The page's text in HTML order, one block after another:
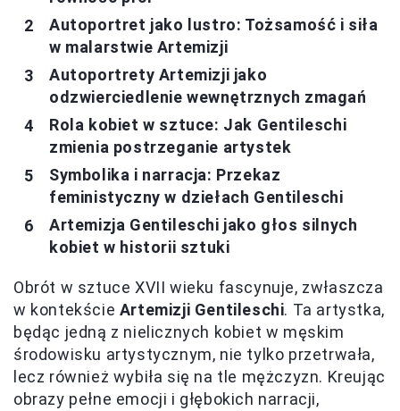
Autoportret jako lustro: Tożsamość i siła
w malarstwie Artemizji
Autoportrety Artemizji jako
odzwierciedlenie wewnętrznych zmagań
Rola kobiet w sztuce: Jak Gentileschi
zmienia postrzeganie artystek
Symbolika i narracja: Przekaz
feministyczny w dziełach Gentileschi
Artemizja Gentileschi jako głos silnych
kobiet w historii sztuki
Obrót w sztuce XVII wieku fascynuje, zwłaszcza
w kontekście Artemizji Gentileschi. Ta artystka,
będąc jedną z nielicznych kobiet w męskim
środowisku artystycznym, nie tylko przetrwała,
lecz również wybiła się na tle mężczyzn. Kreując
obrazy pełne emocji i głębokich narracji,